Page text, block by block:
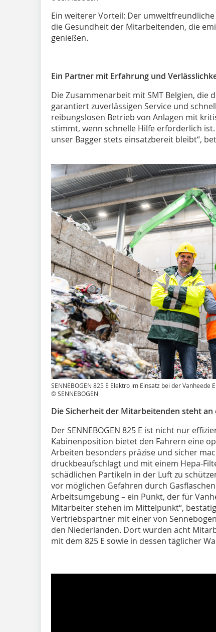
Ein weiterer Vorteil: Der
die Gesundheit der Mitarbeitenden, die
genießen.
Ein Partner mit Erfahrung und
Die Zusammenarbeit mit SMT Belgien, die
garantiert zuverlässigen Service und
reibungslosen Betrieb von Anlagen mit
stimmt, wenn schnelle Hilfe erforderlich
unser Bagger stets einsatzbereit bleibt“,
SENNEBOGEN 825 E Elektro im Einsatz bei der Vanheede
© SENNEBOGEN
Die Sicherheit der Mitarbeitenden steht an
Der SENNEBOGEN 825 E ist nicht nur
Kabinenposition bietet den Fahrern eine
Arbeiten besonders präzise und sicher
druckbeaufschlagt und mit einem Hepa-
schädlichen Partikeln in der Luft zu
vor möglichen Gefahren durch
Arbeitsumgebung – ein Punkt, der für
Mitarbeiter stehen im Mittelpunkt“,
Vertriebspartner mit einer von
den Niederlanden. Dort wurden acht
mit dem 825 E sowie in dessen täglicher